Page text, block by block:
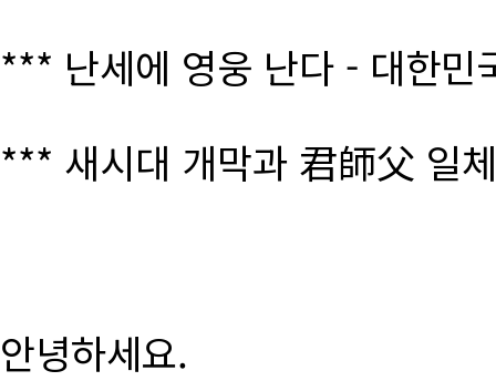
*** 난세에 영웅 난다 - 대한
*** 새시대 개막과 君師父 일
안녕하세요.